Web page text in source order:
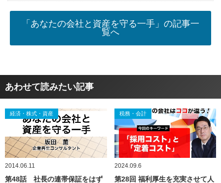
「あなたの会社と資産を守る一手」の記事一
覧へ
あわせて読みたい記事
経済・株式・資産
2014.06.11
第48話 社長の連帯保証をはず
税務・会計
2024.09.6
第28回 福利厚生を充実させて人